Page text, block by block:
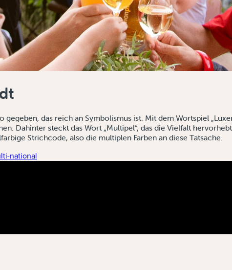
das reich an Symbolismus ist. Mit dem Wortspiel
Dahinter steckt das Wort „Multipel“, das die Vielfalt
Strichcode, also die multiplen Farben an diese Tatsache.
national